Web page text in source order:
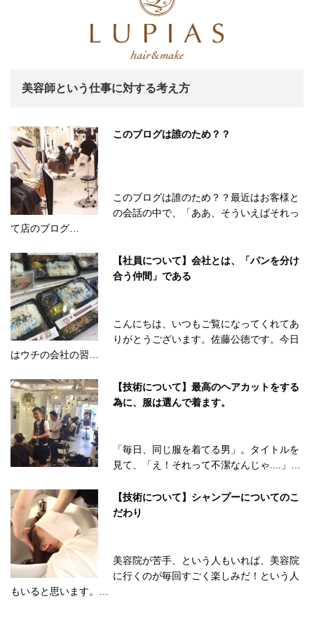
美容師という仕事に対する考え方
このブログは誰のため？？
このブログは誰のため？？最近はお客様と
の会話の中で、「ああ、そういえばそれっ
て店のブログ…
【社員について】会社とは、「パンを分け
合う仲間」である
こんにちは、いつもご覧になってくれてあ
りがとうございます。佐藤公徳です。今日
はウチの会社の習…
【技術について】最高のヘアカットをする
為に、服は選んで着ます。
「毎日、同じ服を着てる男」。タイトルを
見て、「え！それって不潔なんじゃ....」…
【技術について】シャンプーについてのこ
だわり
美容院が苦手、という人もいれば、美容院
に行くのが毎回すごく楽しみだ！という人
もいると思います。…